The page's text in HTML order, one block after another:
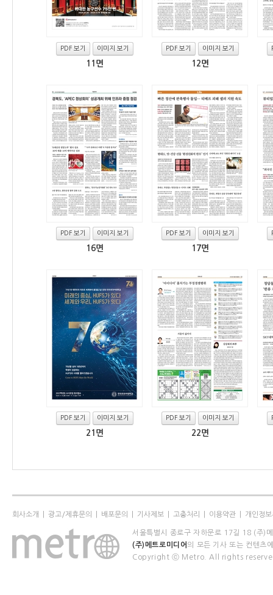
PDF 보기 이미지 보기
11면
PDF 보기 이미지 보기
12면
PDF 보기 이미지 보기
16면
PDF 보기 이미지 보기
17면
PDF 보기 이미지 보기
21면
PDF 보기 이미지 보기
22면
회사소개 광고/제휴문의 배포문의 기사제보 고충처리 이용약관 개인정
서울특별시 종로구 자하문로 17길 18 (
(주)메트로미디어 의 모든 기사 또는 컨텐
Copyright ⓒ Metro. All rights